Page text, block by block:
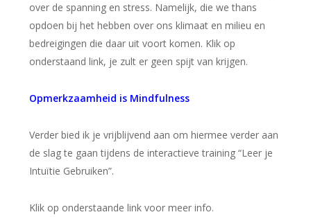
over de spanning en stress. Namelijk, die we thans
opdoen bij het hebben over ons klimaat en milieu en
bedreigingen die daar uit voort komen. Klik op
onderstaand link, je zult er geen spijt van krijgen.
Opmerkzaamheid is Mindfulness
Verder bied ik je vrijblijvend aan om hiermee verder aan
de slag te gaan tijdens de interactieve training “Leer je
Intuïtie Gebruiken”.
Klik op onderstaande link voor meer info.